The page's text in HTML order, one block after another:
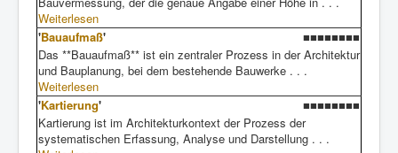
Weiterlesen
'Bauaufmaß'
■■■■■■■■
Das **Bauaufmaß** ist ein zentraler Prozess in der Architektur
und Bauplanung, bei dem bestehende Bauwerke . . .
Weiterlesen
'Kartierung'
■■■■■■■■
Kartierung ist im Architekturkontext der Prozess der
systematischen Erfassung, Analyse und Darstellung . . .